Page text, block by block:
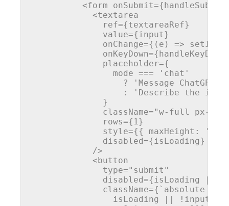
<form onSubmit=
<textarea
ref={textareaRef}
value={input}
onChange={(e) =>
              placeholder={
                mode === 'chat'
? 'Message
: 'Describe the
              }
className="w-full px-4
              rows={1}
style={{ maxHeight:
              disabled={isLoading}
            />
< button
type="submit"
disabled={isLoading
className={ ` absolute
isLoading
|| !